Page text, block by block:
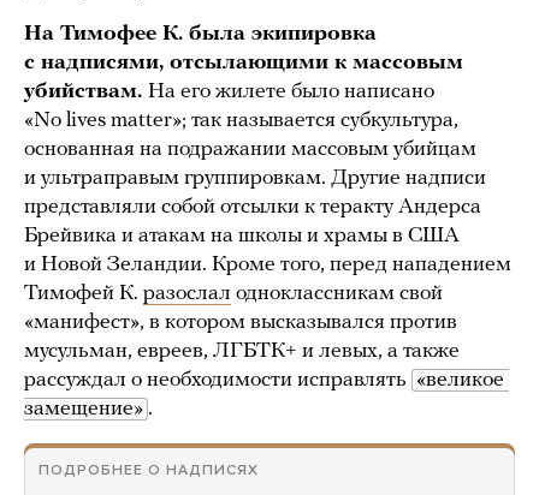
На Тимофее К. была экипировка
с надписями, отсылающими к массовым
убийствам. На его жилете было написано
«No lives matter»; так называется субкультура,
основанная на подражании массовым убийцам
и ультраправым группировкам. Другие надписи
представляли собой отсылки к теракту Андерса
Брейвика и атакам на школы и храмы в США
и Новой Зеландии. Кроме того, перед нападением
Тимофей К. разослал одноклассникам свой
«манифест», в котором высказывался против
мусульман, евреев, ЛГБТК+ и левых, а также
рассуждал о необходимости исправлять «великое
замещение» .
ПОДРОБНЕЕ О НАДПИСЯХ